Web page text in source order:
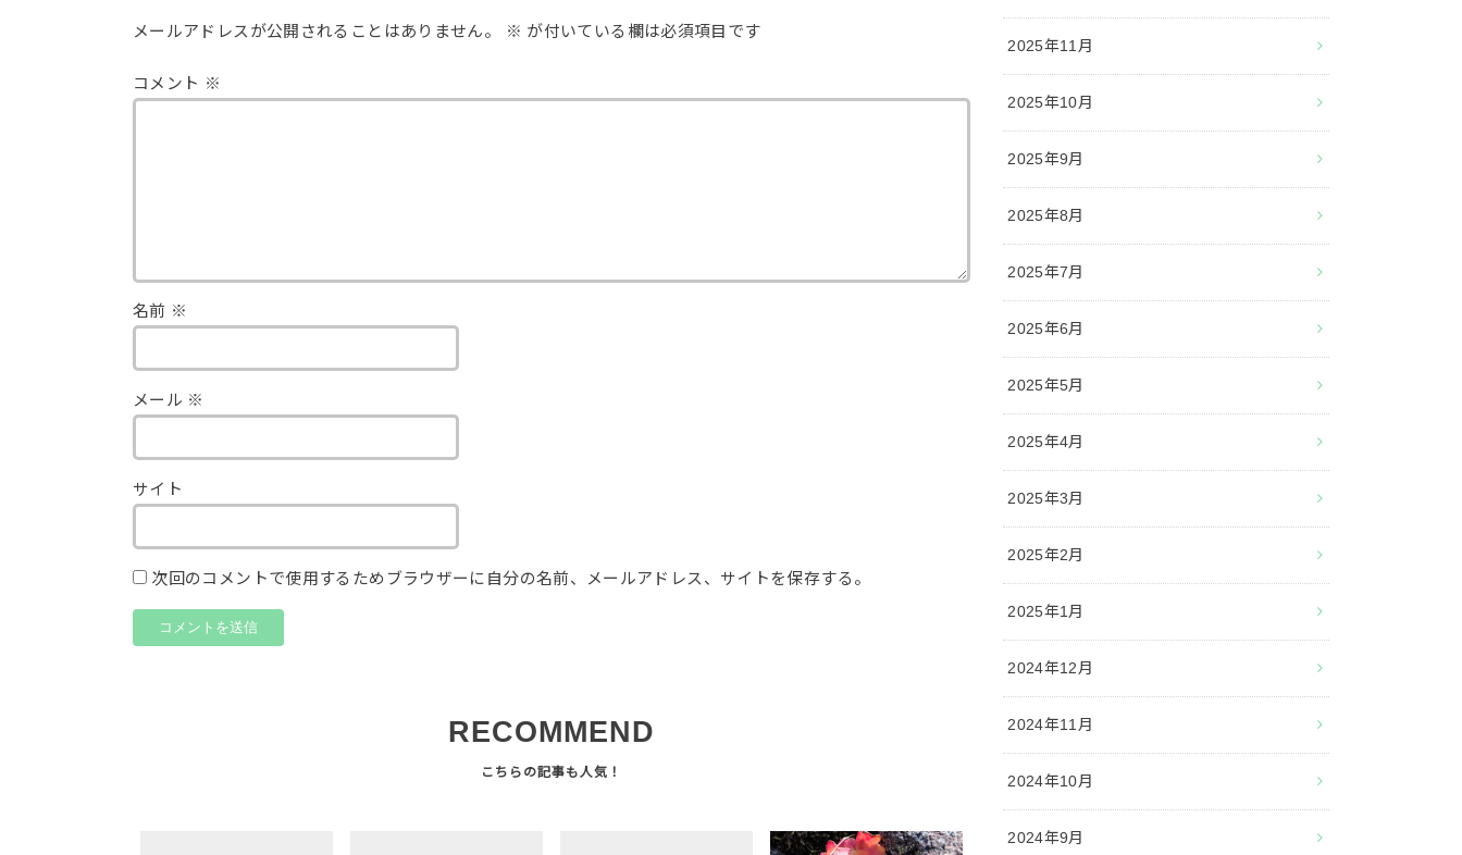
メールアドレスが公開されることはありません。 ※ が付いている欄は必須項目です
コメント ※
名前 ※
メール ※
サイト
次回のコメントで使用するためブラウザーに自分の名前、メールアドレス、サイトを保存する。
RECOMMEND
2025年11月
2025年10月
2025年9月
2025年8月
2025年7月
2025年6月
2025年5月
2025年4月
2025年3月
2025年2月
2025年1月
2024年12月
2024年11月
2024年10月
2024年9月